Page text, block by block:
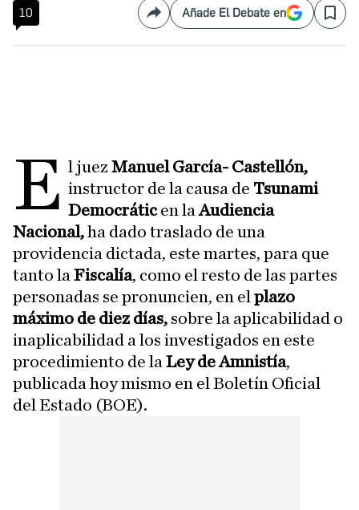
10 CompartirAñade El Debate en Save
E l juezManuel García- Castellón,
instructor de la causa de Tsunami
Democráticen laAudiencia
Nacional,ha dado traslado de una
providencia dictada, este martes, para que
tanto la Fiscalía, como el resto de las partes
personadas se pronuncien, en el plazo
máximo de diez días, sobre la aplicabilidad o
inaplicabilidad a los investigados en este
procedimiento de la Ley de Amnistía,
publicada hoy mismo en el Boletín Oficial
del Estado (BOE).